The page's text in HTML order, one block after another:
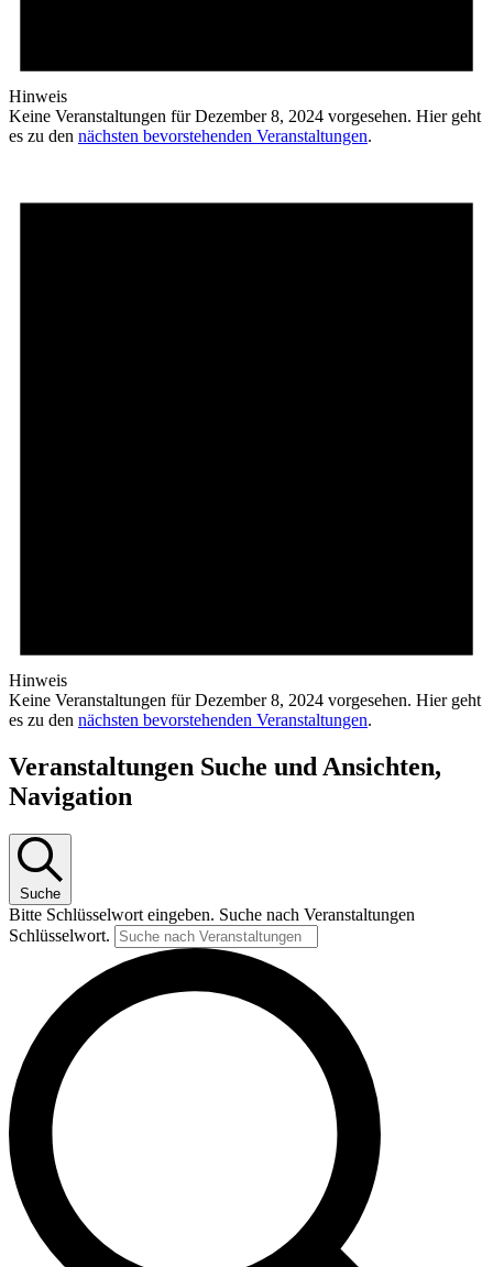
Hinweis
Keine Veranstaltungen für Dezember 8, 2024 vorgesehen. Hier geht
es zu den nächsten bevorstehenden Veranstaltungen.
Hinweis
Keine Veranstaltungen für Dezember 8, 2024 vorgesehen. Hier geht
es zu den nächsten bevorstehenden Veranstaltungen.
Veranstaltungen Suche und Ansichten,
Navigation
Suche
Bitte Schlüsselwort eingeben. Suche nach Veranstaltungen
Schlüsselwort.